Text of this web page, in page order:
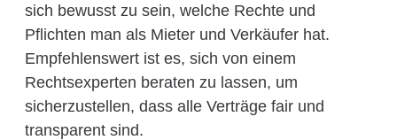
sich bewusst zu sein, welche Rechte und
Pflichten man als Mieter und Verkäufer hat.
Empfehlenswert ist es, sich von einem
Rechtsexperten beraten zu lassen, um
sicherzustellen, dass alle Verträge fair und
transparent sind.